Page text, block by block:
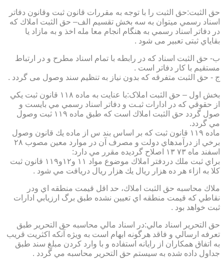
حق الثبت:حق الثبت را با توجه به مقررات قانون ثبت وقانون دفاتر
اسناد رسمي ميتوان به سه بخش تقسيم الف– حق الثبت املاك كه
در دفاتر اسناد رسمي به هنگام انجام معا مله اخذ و به مازاد يا
بقاياي ثبتی تعبیر می شود .
ب- حق الثبت اسناد كه در رابطه با تمام اسناد مطرح و در ارتباط
مستقيم با كار دفاتر است .
ج - حق الثبت متفرقه كه بدون نياز به تنظیم سند وصول می گردد .
بخش اول – حق الثبت املاک:با عنايت به ماده ۱۱۸ قانون ثبت يكي
از حقوقي كه در ادارات ثبـت و دفاتر اسناد رسمي مي بايست و
صول گردد حق الثبت املاك است كه طبق ماده ۱۱۹ ثبت وصول
مي گردد.
ماده ۱۱۹ قانون ثبت كه بر اساس بند س از ماده يك قانون وصول
برخي از درآمدهاي دولت و مصرف آن در موارد معين مصوب ۲۸
اسفند ماه ۷۳ ۱۳ اصلاح گرديده مقرر مي دارد:
براي ثبت ملك دردفتر املاك موضوع مواد ۱۱ و۱۲و۱۱۹ قانون ثبت
كلا به ازاء هر ده هزار ريال يك هزار ريال دريافت مي شود .
ملاك محاسبه حق الثبت املاك، حد اقل قيمت منطقه اي ودر
نقاطي كه قيمت منطقه اي تعيين نشده طبق برگ ارزيابي ادارات
ثبت خواهد بود .
حق التحرير اسناد مالي:در اسناد مالي محاسبه حق التحرير طبق
تعرفه ارسالي و فاقد هرگونه ابهام است به ويژه آنكه اكثريت قريب
به اتفاق همكاران از رايانه استفاده و با وارد كردن مبلغ سند طبق
جداول داده شده به سيستم حق التحرير محاسبه مي گردد .